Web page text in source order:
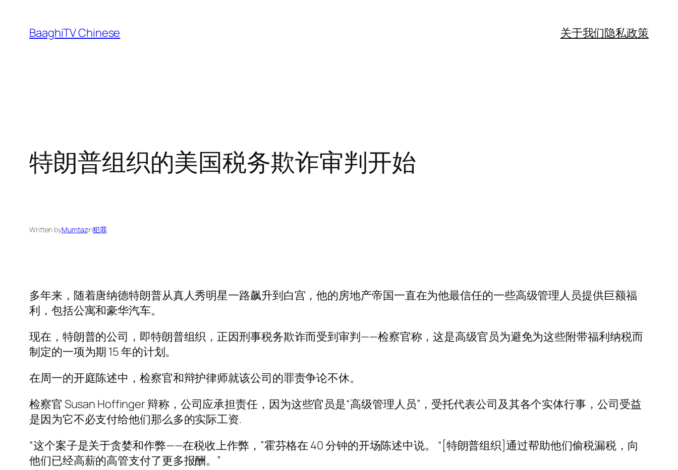
content
BaaghiTV Chinese 关于我们隐私政策
特朗普组织的美国税务欺诈审判开始
Written byMumtazin犯罪
多年来，随着唐纳德特朗普从真人秀明星一路飙升到白宫，他的房地产帝国一直在为他最信任的一些高级管理人员提供巨额福
利，包括公寓和豪华汽车。
现在，特朗普的公司，即特朗普组织，正因刑事税务欺诈而受到审判——检察官称，这是高级官员为避免为这些附带福利纳税而
制定的一项为期 15 年的计划。
在周一的开庭陈述中，检察官和辩护律师就该公司的罪责争论不休。
检察官 Susan Hoffinger 辩称，公司应承担责任，因为这些官员是“高级管理人员”，受托代表公司及其各个实体行事，公司受益
是因为它不必支付给他们那么多的实际工资.
“这个案子是关于贪婪和作弊——在税收上作弊，”霍芬格在 40 分钟的开场陈述中说。 “[特朗普组织]通过帮助他们偷税漏税，向
他们已经高薪的高管支付了更多报酬。”